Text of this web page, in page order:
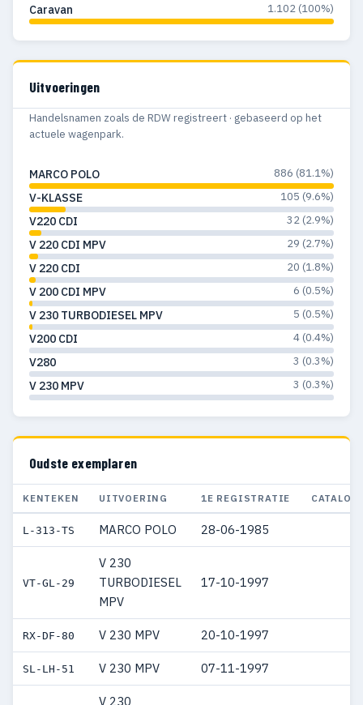
Caravan 1.102 (100%)
Uitvoeringen
Handelsnamen zoals de RDW registreert · gebaseerd op het
actuele wagenpark.
MARCO POLO 886 (81.1%)
V-KLASSE 105 (9.6%)
V220 CDI 32 (2.9%)
V 220 CDI MPV 29 (2.7%)
V 220 CDI 20 (1.8%)
V 200 CDI MPV 6 (0.5%)
V 230 TURBODIESEL MPV 5 (0.5%)
V200 CDI 4 (0.4%)
V280 3 (0.3%)
V 230 MPV 3 (0.3%)
Oudste exemplaren
KENTEKEN UITVOERING 1E REGISTRATIE
L-313-TS MARCO POLO 28-06-1985
VT-GL-29
V 230
TURBODIESEL
MPV
17-10-1997
RX-DF-80 V 230 MPV 20-10-1997
SL-LH-51 V 230 MPV 07-11-1997
V 230